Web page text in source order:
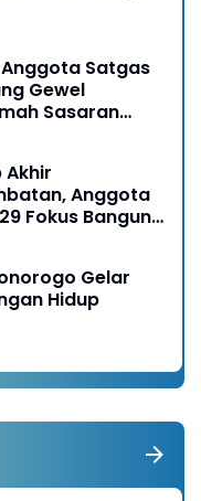
Satgas
Gewel
Sasaran
Akhir
Anggota
Fokus Bangun
Gelar
Hidup